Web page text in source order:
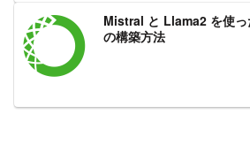
Mistral と Llama2 を使っ
の構築方法